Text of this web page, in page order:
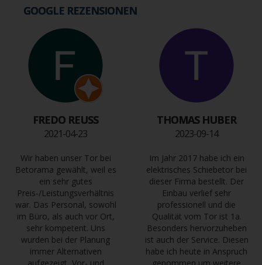
GOOGLE REZENSIONEN
FREDO REUSS
2021-04-23
Wir haben unser Tor bei
Betorama gewählt, weil es
ein sehr gutes
Preis-/Leistungsverhältnis
war. Das Personal, sowohl
im Büro, als auch vor Ort,
sehr kompetent. Uns
wurden bei der Planung
immer Alternativen
THOMAS HUBER
2023-09-14
Im Jahr 2017 habe ich ein
elektrisches Schiebetor bei
dieser Firma bestellt. Der
Einbau verlief sehr
professionell und die
Qualität vom Tor ist 1a.
Besonders hervorzuheben
ist auch der Service. Diesen
habe ich heute in Anspruch